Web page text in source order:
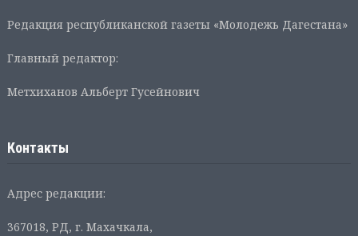
Редакция республиканской газеты «Молодежь Дагестана»
Главный редактор:
Метхиханов Альберт Гусейнович
Контакты
Адрес редакции:
367018, РД, г. Махачкала,